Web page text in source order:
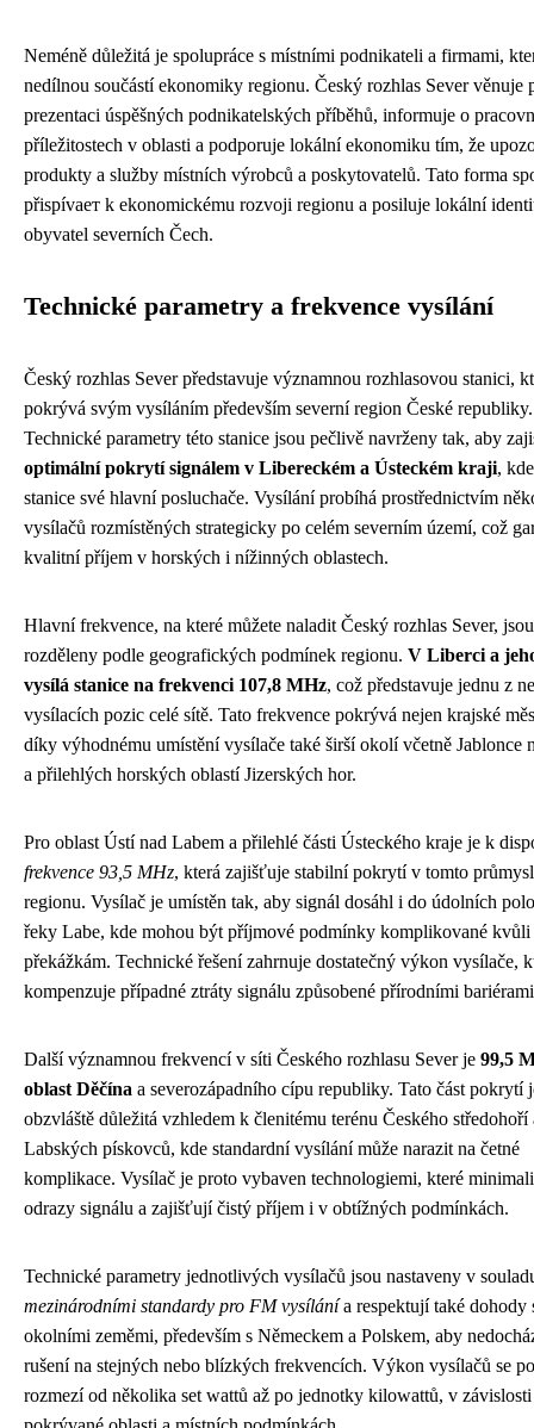
Neméně důležitá je spolupráce s místními podnikateli a firmami,
nedílnou součástí ekonomiky regionu. Český rozhlas Sever věnuje
prezentaci úspěšných podnikatelských příběhů, informuje o
příležitostech v oblasti a podporuje lokální ekonomiku tím, že
produkty a služby místních výrobců a poskytovatelů. Tato forma
přispívает k ekonomickému rozvoji regionu a posiluje lokální
obyvatel severních Čech.
Technické parametry a frekvence vysílání
Český rozhlas Sever představuje významnou rozhlasovou stanici,
pokrývá svým vysíláním především severní region České republiky.
Technické parametry této stanice jsou pečlivě navrženy tak, aby
optimální pokrytí signálem v Libereckém a Ústeckém kraji,
stanice své hlavní posluchače. Vysílání probíhá prostřednictvím
vysílačů rozmístěných strategicky po celém severním území, což
kvalitní příjem v horských i nížinných oblastech.
Hlavní frekvence, na které můžete naladit Český rozhlas Sever,
rozděleny podle geografických podmínek regionu. V Liberci a
vysílá stanice na frekvenci 107,8 MHz, což představuje jednu z
vysílacích pozic celé sítě. Tato frekvence pokrývá nejen krajské
díky výhodnému umístění vysílače také širší okolí včetně Jablonce
a přilehlých horských oblastí Jizerských hor.
Pro oblast Ústí nad Labem a přilehlé části Ústeckého kraje je k
frekvence 93,5 MHz, která zajišťuje stabilní pokrytí v tomto
regionu. Vysílač je umístěn tak, aby signál dosáhl i do údolních
řeky Labe, kde mohou být příjmové podmínky komplikované kvůli
překážkám. Technické řešení zahrnuje dostatečný výkon vysílače,
kompenzuje případné ztráty signálu způsobené přírodními
Další významnou frekvencí v síti Českého rozhlasu Sever je 99,5
oblast Děčína a severozápadního cípu republiky. Tato část pokrytí
obzvláště důležitá vzhledem k členitému terénu Českého středohoří
Labských pískovců, kde standardní vysílání může narazit na četné
komplikace. Vysílač je proto vybaven technologiemi, které
odrazy signálu a zajišťují čistý příjem i v obtížných podmínkách.
Technické parametry jednotlivých vysílačů jsou nastaveny v
mezinárodními standardy pro FM vysílánía respektují také dohody
okolními zeměmi, především s Německem a Polskem, aby
rušení na stejných nebo blízkých frekvencích. Výkon vysílačů se
rozmezí od několika set wattů až po jednotky kilowattů, v závislosti